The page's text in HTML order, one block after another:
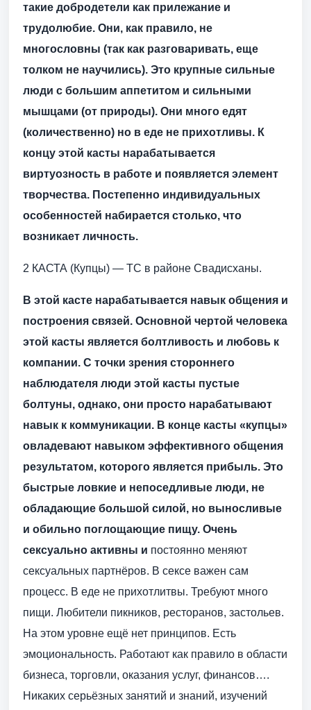
такие добродетели как прилежание и
трудолюбие. Они, как правило, не
многословны (так как разговаривать, еще
толком не научились). Это крупные сильные
люди с большим аппетитом и сильными
мышцами (от природы). Они много едят
(количественно) но в еде не прихотливы. К
концу этой касты нарабатывается
виртуозность в работе и появляется элемент
творчества. Постепенно индивидуальных
особенностей набирается столько, что
возникает личность.
2 КАСТА (Купцы) — ТС в районе Свадисханы.
В этой касте нарабатывается навык общения и
построения связей. Основной чертой человека
этой касты является болтливость и любовь к
компании. С точки зрения стороннего
наблюдателя люди этой касты пустые
болтуны, однако, они просто нарабатывают
навык к коммуникации. В конце касты «купцы»
овладевают навыком эффективного общения
результатом, которого является прибыль. Это
быстрые ловкие и непоседливые люди, не
обладающие большой силой, но выносливые
и обильно поглощающие пищу. Очень
сексуально активны и постоянно меняют
сексуальных партнёров. В сексе важен сам
процесс. В еде не прихотлитвы. Требуют много
пищи. Любители пикников, ресторанов, застольев.
На этом уровне ещё нет принципов. Есть
эмоциональность. Работают как правило в области
бизнеса, торговли, оказания услуг, финансов….
Никаких серьёзных занятий и знаний, изучений